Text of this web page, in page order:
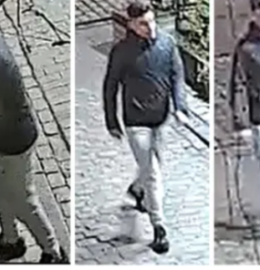
l'article "La police lance un avis
d’Ixelles ouvre un
condoléances en
Jaswinder Singh,
tué lors d’un